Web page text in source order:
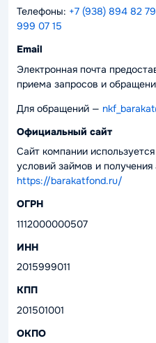
Телефоны: +7 (938) 894 82
999 07 15
Email
Электронная почта
приема запросов и
Для обращений —
Официальный сайт
Сайт компании
условий займов и
https://barakatfond.ru/
ОГРН
1112000000507
ИНН
2015999011
КПП
201501001
ОКПО